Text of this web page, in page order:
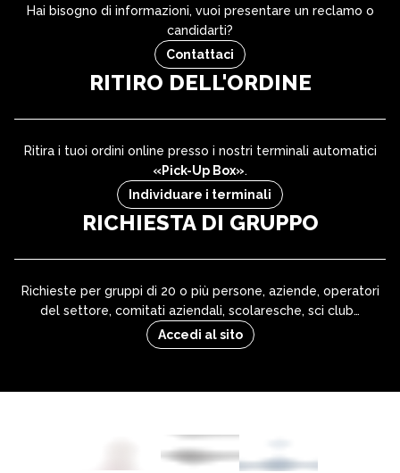
Hai bisogno di informazioni, vuoi presentare un reclamo o
candidarti?
Contattaci
RITIRO DELL'ORDINE
Ritira i tuoi ordini online presso i nostri terminali automatici
«Pick-Up Box».
Individuare i terminali
RICHIESTA DI GRUPPO
Richieste per gruppi di 20 o più persone, aziende, operatori
del settore, comitati aziendali, scolaresche, sci club…
Accedi al sito